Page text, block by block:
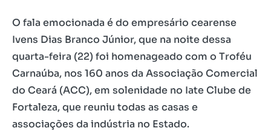
O fala emocionada é do empresário cearense
Ivens Dias Branco Júnior, que na noite dessa
quarta-feira (22) foi homenageado com o Troféu
Carnaúba, nos 160 anos da Associação Comercial
do Ceará (ACC), em solenidade no Iate Clube de
Fortaleza, que reuniu todas as casas e
associações da indústria no Estado.